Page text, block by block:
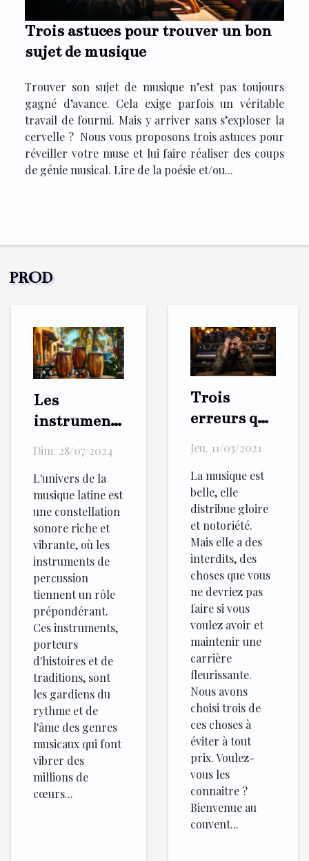
Trois astuces pour trouver un bon
sujet de musique
Trouver son sujet de musique n’est pas toujours
gagné d’avance. Cela exige parfois un véritable
travail de fourmi. Mais y arriver sans s’exploser la
cervelle ? Nous vous proposons trois astuces pour
réveiller votre muse et lui faire réaliser des coups
de génie musical. Lire de la poésie et/ou...
PROD
Les
instruments
de
percussion
dans la
musique
latine
Dim. 28/07/2024
L'univers de la
musique latine est
une constellation
sonore riche et
vibrante, où les
instruments de
percussion
tiennent un rôle
prépondérant.
Ces instruments,
porteurs
d'histoires et de
traditions, sont
les gardiens du
rythme et de
l'âme des genres
musicaux qui font
vibrer des
millions de
cœurs...
Trois
erreurs qui
être fatales
à votre
carrière
musicale
Jeu. 11/03/2021
La musique est
belle, elle
distribue gloire
et notoriété.
Mais elle a des
interdits, des
choses que vous
ne devriez pas
faire si vous
voulez avoir et
maintenir une
carrière
fleurissante.
Nous avons
choisi trois de
ces choses à
éviter à tout
prix. Voulez-
vous les
connaitre ?
Bienvenue au
couvent...